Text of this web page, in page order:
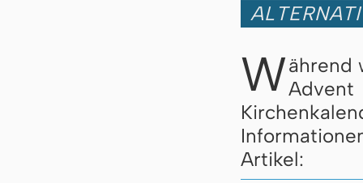
Während
Artikel: